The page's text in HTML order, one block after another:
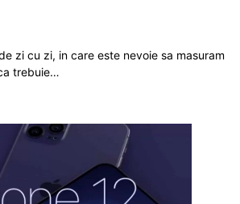
zi cu zi, in care este nevoie sa masuram
trebuie…